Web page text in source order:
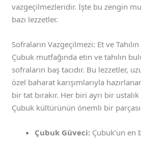
vazgeçilmezleridir. İşte bu zengin
bazı lezzetler.
Sofraların Vazgeçilmezi: Et ve
Çubuk mutfağında etin ve tahılın
sofraların baş tacıdır. Bu lezzetler,
özel baharat karışımlarıyla
bir tat bırakır. Her biri ayrı bir
Çubuk kültürünün önemli bir
Çubuk Güveci: Çubuk’un en